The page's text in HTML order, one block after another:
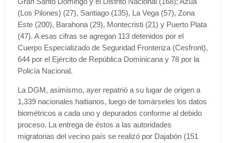
(Los Pilones) (27), Santiago (135), La Vega (57), Zona
Este (200), Barahona (29), Montecristi (21) y Puerto Plata
(47). A esas cifras se agregan 113 detenidos por el
Cuerpo Especializado de Seguridad Fronteriza (Cesfront),
644 por el Ejército de República Dominicana y 78 por la
Policía Nacional.
La DGM, asimismo, ayer repatrió a su lugar de origen a
1,339 nacionales haitianos, luego de tomárseles los datos
biométricos a cada uno y depurados conforme al debido
proceso. La entrega de éstos a las autoridades
migratorias del vecino país se realizó por Dajabón (151